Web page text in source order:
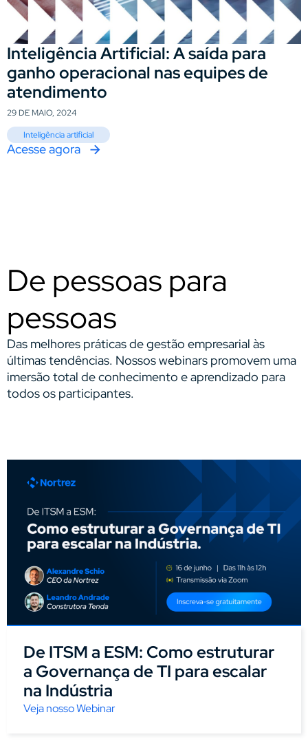
Inteligência Artificial: A saída para
ganho operacional nas equipes de
atendimento
29 DE MAIO, 2024
Inteligência artificial
Acesse agora
De pessoas para
pessoas
Das melhores práticas de gestão empresarial às
últimas tendências. Nossos webinars promovem uma
imersão total de conhecimento e aprendizado para
todos os participantes.
De ITSM a ESM: Como estruturar
a Governança de TI para escalar
na Indústria
Veja nosso Webinar